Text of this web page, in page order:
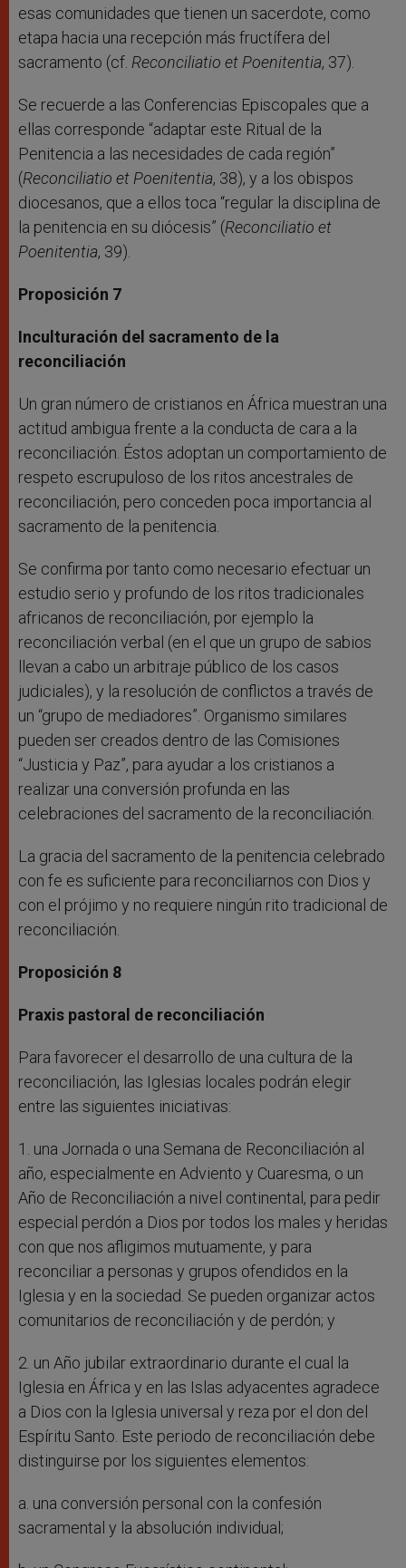
esas comunidades que tienen un sacerdote, como
etapa hacia una recepción más fructífera del
sacramento (cf. Reconciliatio et Poenitentia, 37).
Se recuerde a las Conferencias Episcopales que a
ellas corresponde “adaptar este Ritual de la
Penitencia a las necesidades de cada región”
(Reconciliatio et Poenitentia, 38), y a los obispos
diocesanos, que a ellos toca “regular la disciplina de
la penitencia en su diócesis” (Reconciliatio et
Poenitentia, 39).
Proposición 7
Inculturación del sacramento de la
reconciliación
Un gran número de cristianos en África muestran una
actitud ambigua frente a la conducta de cara a la
reconciliación. Éstos adoptan un comportamiento de
respeto escrupuloso de los ritos ancestrales de
reconciliación, pero conceden poca importancia al
sacramento de la penitencia.
Se confirma por tanto como necesario efectuar un
estudio serio y profundo de los ritos tradicionales
africanos de reconciliación, por ejemplo la
reconciliación verbal (en el que un grupo de sabios
llevan a cabo un arbitraje público de los casos
judiciales), y la resolución de conflictos a través de
un “grupo de mediadores”. Organismo similares
pueden ser creados dentro de las Comisiones
“Justicia y Paz”, para ayudar a los cristianos a
realizar una conversión profunda en las
celebraciones del sacramento de la reconciliación.
La gracia del sacramento de la penitencia celebrado
con fe es suficiente para reconciliarnos con Dios y
con el prójimo y no requiere ningún rito tradicional de
reconciliación.
Proposición 8
Praxis pastoral de reconciliación
Para favorecer el desarrollo de una cultura de la
reconciliación, las Iglesias locales podrán elegir
entre las siguientes iniciativas:
1. una Jornada o una Semana de Reconciliación al
año, especialmente en Adviento y Cuaresma, o un
Año de Reconciliación a nivel continental, para pedir
especial perdón a Dios por todos los males y heridas
con que nos afligimos mutuamente, y para
reconciliar a personas y grupos ofendidos en la
Iglesia y en la sociedad. Se pueden organizar actos
comunitarios de reconciliación y de perdón; y
2. un Año jubilar extraordinario durante el cual la
Iglesia en África y en las Islas adyacentes agradece
a Dios con la Iglesia universal y reza por el don del
Espíritu Santo. Este periodo de reconciliación debe
distinguirse por los siguientes elementos:
a. una conversión personal con la confesión
sacramental y la absolución individual;